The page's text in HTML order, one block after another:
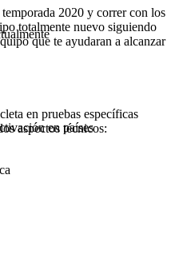
2020 y correr con los
totalmente nuevo siguiendo
que te ayudaran a alcanzar
en pruebas específicas
aspectos técnicos:
en países